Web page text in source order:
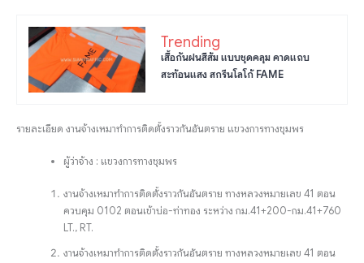
Trending
เสื้อกันฝนสีส้ม แบบชุดคลุม คาดแถบ
สะท้อนแสง สกรีนโลโก้ FAME
รายละเอียด งานจ้างเหมาทำการติดตั้งราวกันอันตราย แขวงการทางชุมพร
ผู้ว่าจ้าง : แขวงการทางชุมพร
งานจ้างเหมาทำการติดตั้งราวกันอันตราย ทางหลวงหมายเลข 41 ตอน
ควบคุม 0102 ตอนเข้าบ่อ-ท่าทอง ระหว่าง กม.41+200-กม.41+760
LT., RT.
งานจ้างเหมาทำการติดตั้งราวกันอันตราย ทางหลวงหมายเลข 41 ตอน